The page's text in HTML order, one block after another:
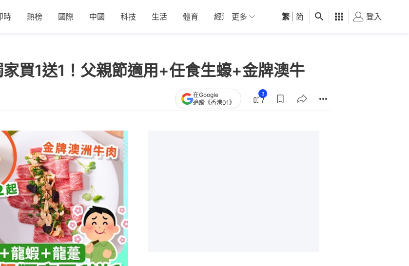
時 熱榜 國際 中國 科技 生活 體育 經濟 01深圳 觀點 健康 好食玩飛
更多 繁 简 登入
買1送1！父親節適用+任食生蠔+金牌澳牛
在Google
追蹤《香港01》
3